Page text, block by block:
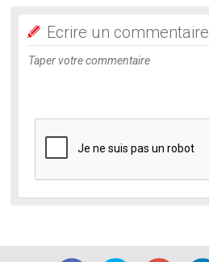
Ecrire un commentaire